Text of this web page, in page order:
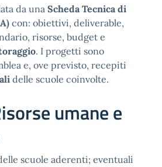
da una Scheda Tecnica di
con: obiettivi, deliverable,
risorse, budget e
. I progetti sono
e, ove previsto, recepiti
delle scuole coinvolte.
umane e
scuole aderenti; eventuali